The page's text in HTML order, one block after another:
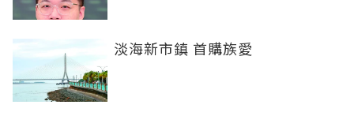
淡海新市鎮 首購族愛